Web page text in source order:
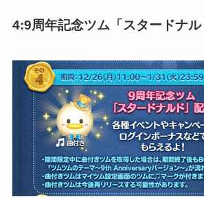
4:9周年記念ツム「スタードナ